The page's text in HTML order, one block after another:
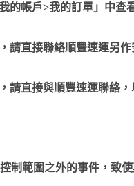
的帳戶>我的訂單」中查
請直接聯絡順豐速運另
請直接與順豐速運聯絡
制範圍之外的事件，致